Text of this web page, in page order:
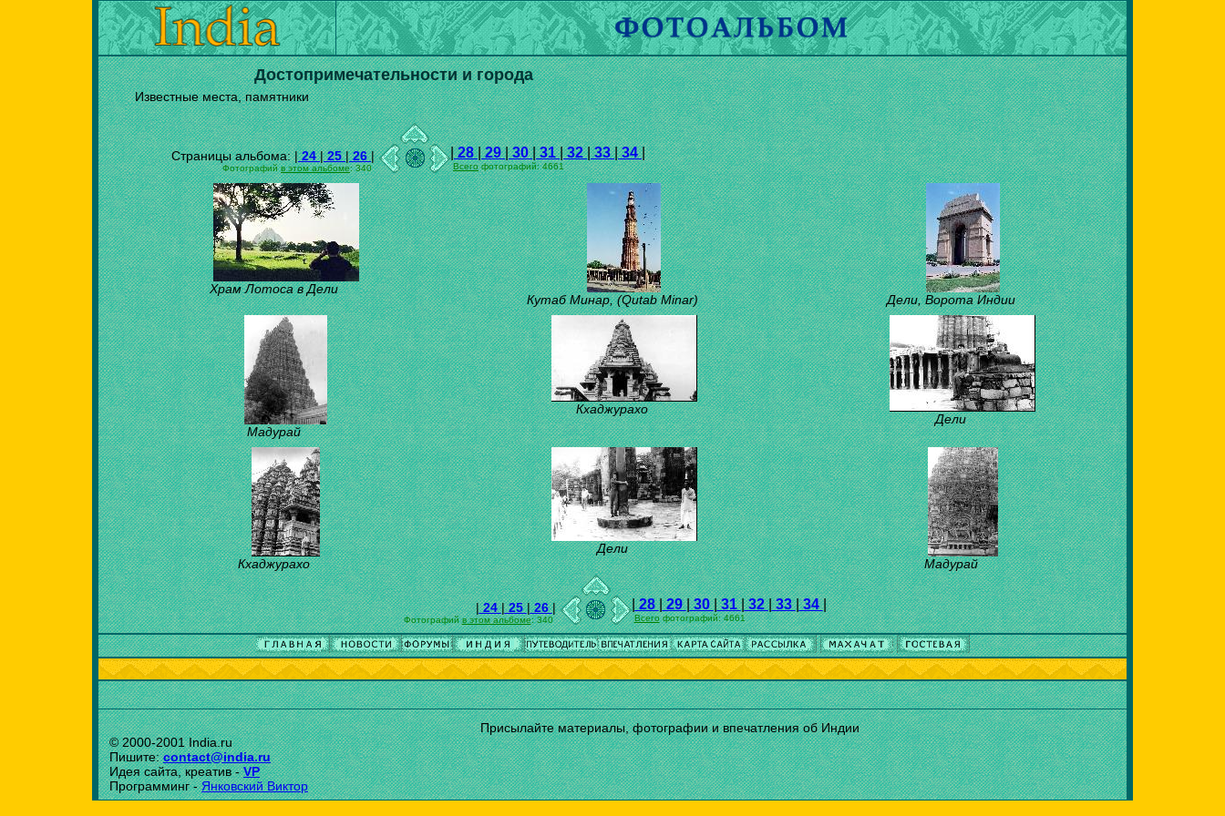
Достопримечательности и города
Известные места, памятники
Страницы альбома: |24|25|26|
Фотографийв этом альбоме: 340
|28|29|30|31|32|33|34|
Всегофотографий: 4661
Храм Лотоса в Дели
Кутаб Минар, (Qutab Minar) Дели, Ворота Индии
Мадурай
Кхаджурахо
Дели
Кхаджурахо
Дели
Мадурай
|24|25|26|
Фотографийв этом альбоме: 340
|28|29|30|31|32|33|34|
Всегофотографий: 4661
© 2000-2001 India.ru
Пишите:contact@india.ru
Идея сайта, креатив -VP
Программинг -Янковский Виктор
Присылайте материалы, фотографии и впечатления об Индии